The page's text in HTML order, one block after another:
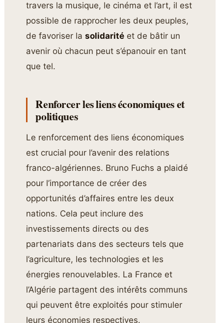
travers la musique, le cinéma et l’art, il est
possible de rapprocher les deux peuples,
de favoriser lasolidarité et de bâtir un
avenir où chacun peut s’épanouir en tant
que tel.
Renforcer les liens économiques et
politiques
Le renforcement des liens économiques
est crucial pour l’avenir des relations
franco-algériennes. Bruno Fuchs a plaidé
pour l’importance de créer des
opportunités d’affaires entre les deux
nations. Cela peut inclure des
investissements directs ou des
partenariats dans des secteurs tels que
l’agriculture, les technologies et les
énergies renouvelables. La France et
l’Algérie partagent des intérêts communs
qui peuvent être exploités pour stimuler
leurs économies respectives.